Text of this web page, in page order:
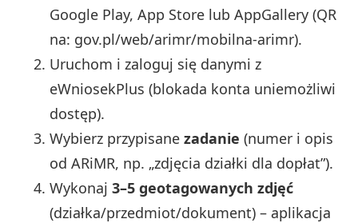
Google Play, App Store lub AppGallery (QR
na: gov.pl/web/arimr/mobilna-arimr).
Uruchom i zaloguj się danymi z
eWniosekPlus (blokada konta uniemożliwi
dostęp).
Wybierz przypisanezadanie (numer i opis
od ARiMR, np. „zdjęcia działki dla dopłat”).
Wykonaj3–5 geotagowanych zdjęć
(działka/przedmiot/dokument) – aplikacja